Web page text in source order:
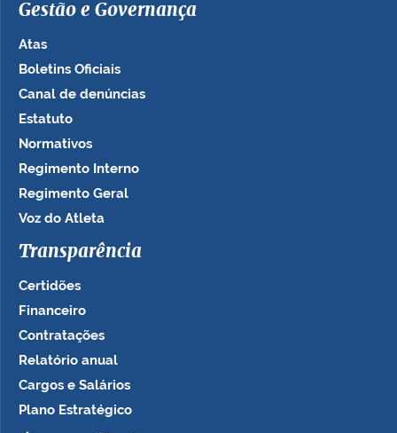
Gestão e Governança
Atas
Boletins Oficiais
Canal de denúncias
Estatuto
Normativos
Regimento Interno
Regimento Geral
Voz do Atleta
Transparência
Certidões
Financeiro
Contratações
Relatório anual
Cargos e Salários
Plano Estratégico